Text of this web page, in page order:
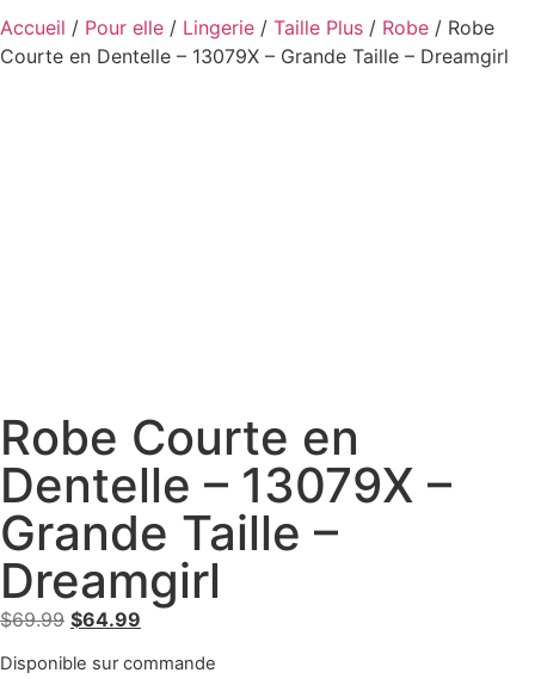
Accueil / Pour elle / Lingerie / Taille Plus / Robe / Robe
Courte en Dentelle – 13079X – Grande Taille – Dreamgirl
Robe Courte en
Dentelle – 13079X –
Grande Taille –
Dreamgirl
$69.99 $64.99
Disponible sur commande